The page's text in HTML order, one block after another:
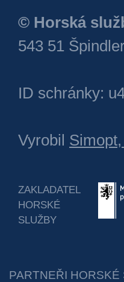
© Horská
543 51
ID schránky:
Vyrobil
ZAKLADATEL
HORSKÉ
SLUŽBY
PARTNEŘI HORSKÉ